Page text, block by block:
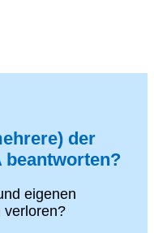
der
beantworten?
eigenen
verloren?